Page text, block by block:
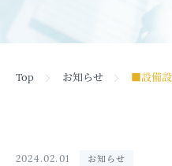
Top お知らせ ■設備
2024.02.01 お知らせ